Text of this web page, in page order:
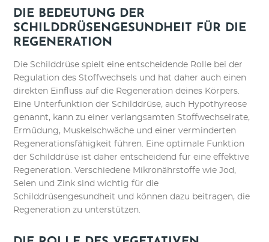
DIE BEDEUTUNG DER
SCHILDDRÜSENGESUNDHEIT FÜR DIE
REGENERATION
Die Schilddrüse spielt eine entscheidende Rolle bei der
Regulation des Stoffwechsels und hat daher auch einen
direkten Einfluss auf die Regeneration deines Körpers.
Eine Unterfunktion der Schilddrüse, auch Hypothyreose
genannt, kann zu einer verlangsamten Stoffwechselrate,
Ermüdung, Muskelschwäche und einer verminderten
Regenerationsfähigkeit führen. Eine optimale Funktion
der Schilddrüse ist daher entscheidend für eine effektive
Regeneration. Verschiedene Mikronährstoffe wie Jod,
Selen und Zink sind wichtig für die
Schilddrüsengesundheit und können dazu beitragen, die
Regeneration zu unterstützen.